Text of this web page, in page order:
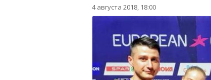
4 августа 2018, 18:00